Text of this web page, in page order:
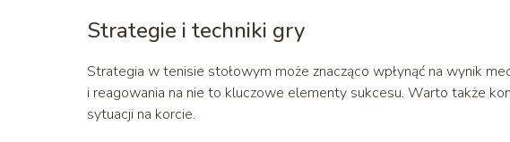
Strategie i techniki gry
Strategia w tenisie stołowym może znacząco wpłynąć na wynik
i reagowania na nie to kluczowe elementy sukcesu. Warto także
sytuacji na korcie.